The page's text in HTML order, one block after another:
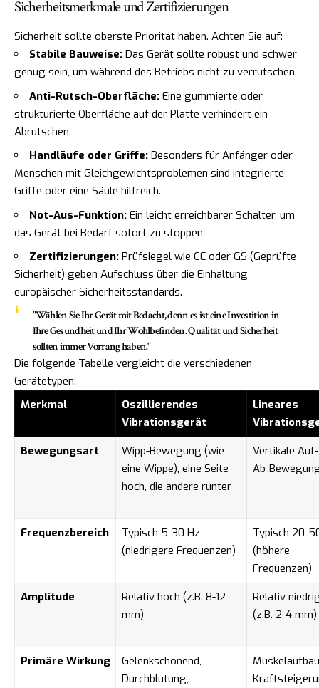
Sicherheitsmerkmale und Zertifizierungen
Sicherheit sollte oberste Priorität haben. Achten Sie auf:
Stabile Bauweise: Das Gerät sollte robust und schwer
genug sein, um während des Betriebs nicht zu verrutschen.
Anti-Rutsch-Oberfläche: Eine gummierte oder
strukturierte Oberfläche auf der Platte verhindert ein
Abrutschen.
Handläufe oder Griffe: Besonders für Anfänger oder
Menschen mit Gleichgewichtsproblemen sind integrierte
Griffe oder eine Säule hilfreich.
Not-Aus-Funktion: Ein leicht erreichbarer Schalter, um
das Gerät bei Bedarf sofort zu stoppen.
Zertifizierungen: Prüfsiegel wie CE oder GS (Geprüfte
Sicherheit) geben Aufschluss über die Einhaltung
europäischer Sicherheitsstandards.
"Wählen Sie Ihr Gerät mit Bedacht, denn es ist eine Investition in
Ihre Gesundheit und Ihr Wohlbefinden. Qualität und Sicherheit
sollten immer Vorrang haben."
Die folgende Tabelle vergleicht die verschiedenen
Gerätetypen:
Merkmal
Oszillierendes
Vibrationsgerät
Lineares
Bewegungsart
Wipp-Bewegung (wie
eine Wippe), eine Seite
hoch, die andere runter
Vertikale
Ab-
Frequenzbereich
Typisch 5-30 Hz
(niedrigere Frequenzen)
Typisch 20-
(höhere
Frequenzen)
Amplitude
Relativ hoch (z.B. 8-12
mm)
Relativ
(z.B. 2-4 mm)
Primäre Wirkung
Gelenkschonend,
Durchblutung,